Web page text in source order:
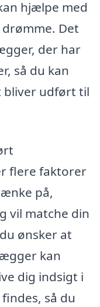
hjælpe med
Det
der har
så du kan
bliver udført til
flere faktorer
på,
vil matche din
ønsker at
kan
dig indsigt i
så du